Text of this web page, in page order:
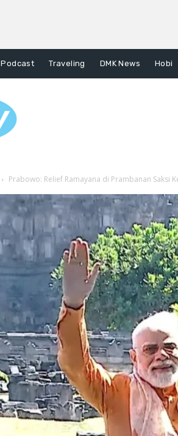
Podcast Traveling DMK News Hobi
Prabowo: Relief Ramayana di Prambanan Saksi